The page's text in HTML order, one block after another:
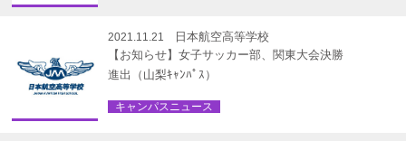
2021.11.21
日本航空高等学校
【お知らせ】女子サッカー部、関東大会決勝
進出（山梨ｷｬﾝﾊﾟｽ）
キャンパスニュース